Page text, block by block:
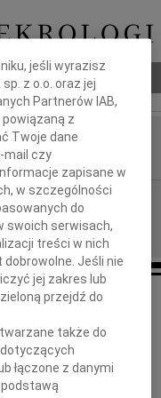
za bezgraniczną miłość,
tęsknię
jeśli wyrazisz
z o.o. oraz jej
Partnerów IAB,
powiązaną z
Twoje dane
mail czy
zapisane w
w szczególności
do
swoich serwisach,
treści w nich
Jeśli nie
jej zakres lub
przejdź do
także do
łączone z danymi
podstawą